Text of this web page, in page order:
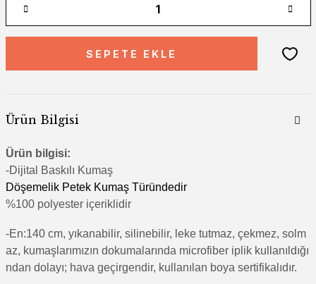
SEPETE EKLE
Ürün Bilgisi
Ürün bilgisi:
-Dijital Baskılı Kumaş
Döşemelik Petek Kumaş Türündedir
%100 polyester içeriklidir
-En:140 cm, yıkanabilir, silinebilir, leke tutmaz, çekmez, solm
az, kumaşlarımızın dokumalarında microfiber iplik kullanıldığı
ndan dolayı; hava geçirgendir, kullanılan boya sertifikalıdır.